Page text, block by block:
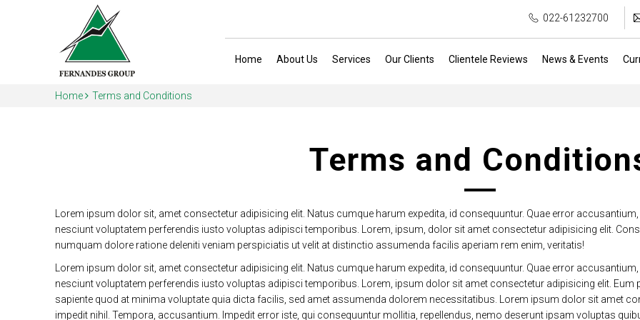
022-61232700
Home About Us Services Our Clients Clientele Reviews News & Events
Home Terms and Conditions
Terms and
Lorem ipsum dolor sit, amet consectetur adipisicing elit. Natus cumque harum expedita, id consequuntur. Quae error
nesciunt voluptatem perferendis iusto voluptas adipisci temporibus. Lorem, ipsum, dolor sit amet consectetur adipisicing elit.
numquam dolore ratione deleniti veniam perspiciatis ut velit at distinctio assumenda facilis aperiam rem enim, veritatis!
Lorem ipsum dolor sit, amet consectetur adipisicing elit. Natus cumque harum expedita, id consequuntur. Quae error
nesciunt voluptatem perferendis iusto voluptas adipisci temporibus. Lorem, ipsum dolor sit amet consectetur adipisicing elit.
sapiente quod at minima voluptate quia dicta facilis, sed amet assumenda dolorem necessitatibus. Lorem ipsum dolor sit amet
impedit nihil. Tempora, accusantium. Impedit error iste, qui consequuntur mollitia, repellendus, nemo deserunt ipsam voluptas